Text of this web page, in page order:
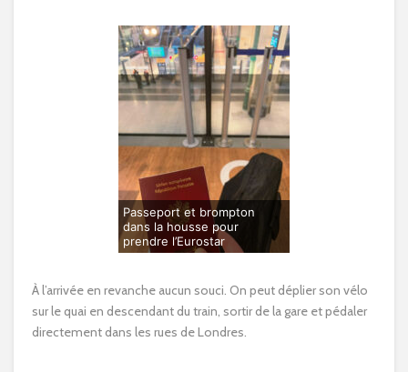
Passeport et brompton
dans la housse pour
prendre l’Eurostar
À l’arrivée en revanche aucun souci. On peut déplier son vélo
sur le quai en descendant du train, sortir de la gare et pédaler
directement dans les rues de Londres.